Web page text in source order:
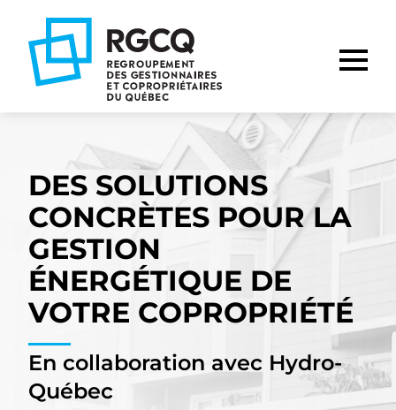
navigation
principale
contenu
DES SOLUTIONS
CONCRÈTES POUR LA
GESTION
ÉNERGÉTIQUE DE
VOTRE COPROPRIÉTÉ
En collaboration avec Hydro-
Québec